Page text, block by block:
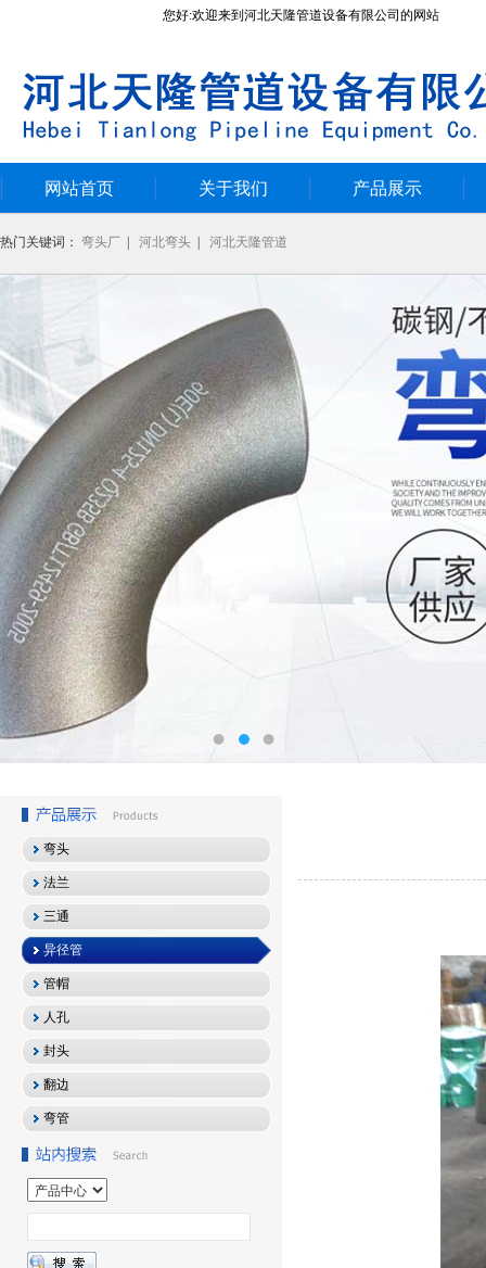
您好:欢迎来到河北天隆管道设备有限公司的网站
网站首页 关于我们 产品展示
热门关键词： 弯头厂 河北弯头 河北天隆管道
弯头
法兰
三通
异径管
管帽
人孔
封头
翻边
弯管